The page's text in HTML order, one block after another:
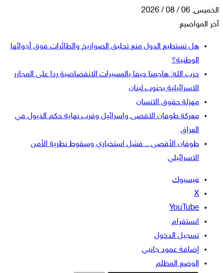
الخميس, 06 / 08 / 2026
آخر المواضيع
هل تستطيع الدول منع تحليق الصواريخ والطائرات فوق أجوائها
الوطنية؟
حزب الله: هاجمنا حيفا بالمسيرات الانقضاضية ردا على المجازر
الاسرائيلية بجنوب لبنان
مهزلة حقوق الانسان
معركة طوفان الاقصى واسرائيل وقرب نهاية حكم الذيول في
العراق
طوفان الأقصى .. فشل استخباري وسقوط نظرية الأمن
الاسرائيلي
فيسبوك
‫X
‫YouTube
انستقرام
تسجيل الدخول
إضافة عمود جانبي
الوضع المظلم